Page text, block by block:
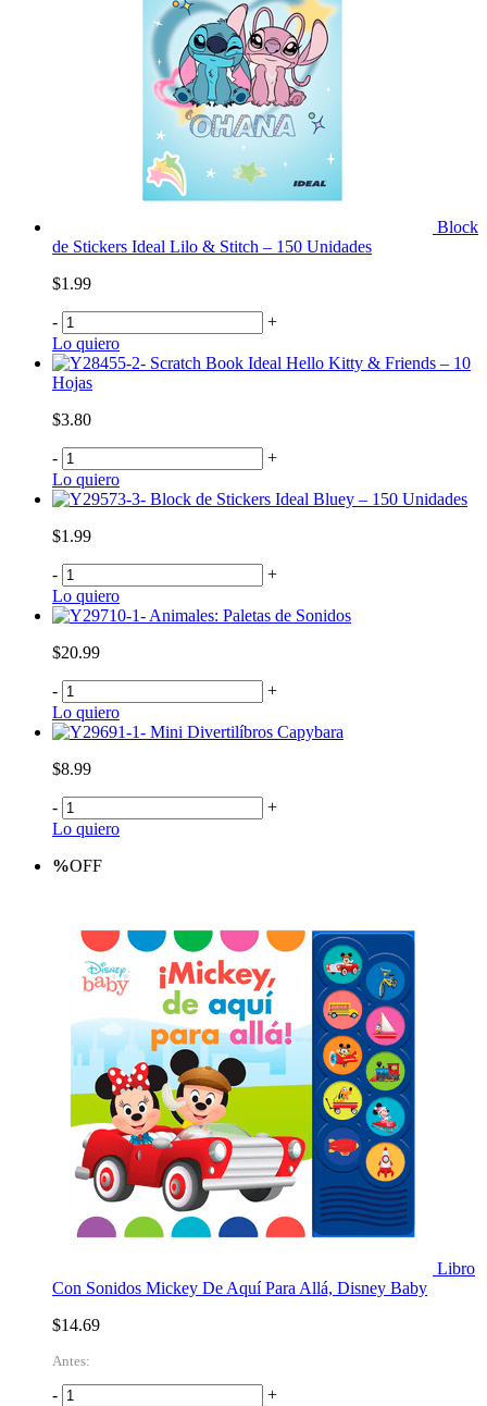
Block
de Stickers Ideal Lilo & Stitch – 150 Unidades
$1.99
-
+
Lo quiero
Scratch Book Ideal Hello Kitty & Friends – 10
Hojas
$3.80
-
+
Lo quiero
Block de Stickers Ideal Bluey – 150 Unidades
$1.99
-
+
Lo quiero
Animales: Paletas de Sonidos
$20.99
-
+
Lo quiero
Mini Divertilíbros Capybara
$8.99
-
+
Lo quiero
%OFF
Libro
Con Sonidos Mickey De Aquí Para Allá, Disney Baby
$14.69
Antes:
-
+